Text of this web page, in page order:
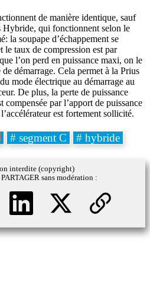
de manière identique, sauf
Hybride, qui fonctionnent selon le
la soupape d’échappement se
le taux de compression est par
l’on perd en puissance maxi, on le
démarrage. Cela permet à la Prius
mode électrique au démarrage au
De plus, la perte de puissance
par l’apport de puissance
est fortement sollicité.
# segment C # hybride
interdite (copyright)
sans modération :